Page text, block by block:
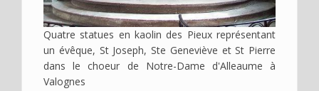
Quatre statues en kaolin des Pieux représentant
un évêque, St Joseph, Ste Geneviève et St Pierre
dans le choeur de Notre-Dame d'Alleaume à
Valognes